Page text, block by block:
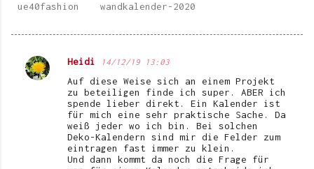
ue40fashion wandkalender-2020
K
Heidi 14/12/19 13:03
Auf diese Weise sich an einem Projekt
zu beteiligen finde ich super. ABER ich
spende lieber direkt. Ein Kalender ist
für mich eine sehr praktische Sache. Da
weiß jeder wo ich bin. Bei solchen
Deko-Kalendern sind mir die Felder zum
eintragen fast immer zu klein.
Und dann kommt da noch die Frage für